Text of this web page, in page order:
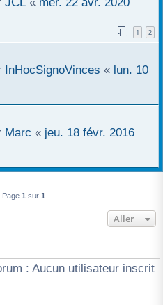
1 2
InHocSignoVinces « lun. 10
Marc « jeu. 18 févr. 2016
Page 1 sur 1
Aller
: Aucun utilisateur inscrit